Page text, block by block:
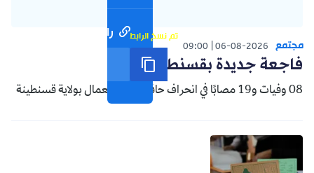
رابط مختصر تم نسخ الرابط
مجتمع 06-08-2026
09:00
فاجعة جديدة بقسنطينة
08 وفيات و19 مصابًا في انحراف حافلة لنقل العمال بولاية قسنطينة